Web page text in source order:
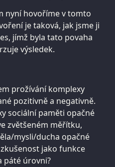
nyní hovoříme v tomto
je taková, jak jsme ji
jímž byla tato povaha
výsledek.
prožívání komplexy
pozitivně a negativně.
sociální paměti opačné
zvětšeném měřítku,
mysli/ducha opačné
jako funkce
páté úrovni?